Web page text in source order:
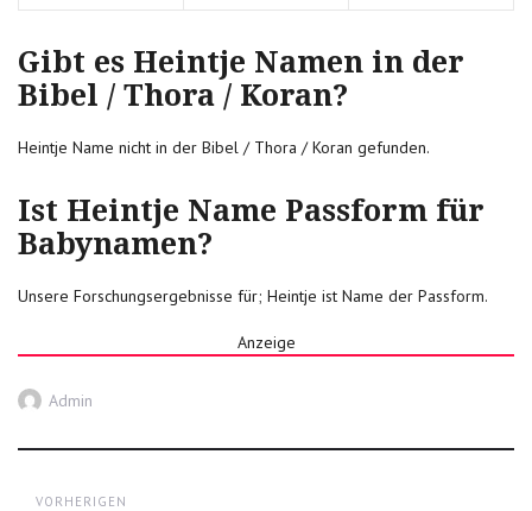
Gibt es Heintje Namen in der
Bibel / Thora / Koran?
Heintje Name nicht in der Bibel / Thora / Koran gefunden.
Ist Heintje Name Passform für
Babynamen?
Unsere Forschungsergebnisse für; Heintje ist Name der Passform.
Anzeige
Autor
Admin
VORHERIGEN